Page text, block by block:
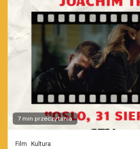
7 min przeczytania
Film Kultura